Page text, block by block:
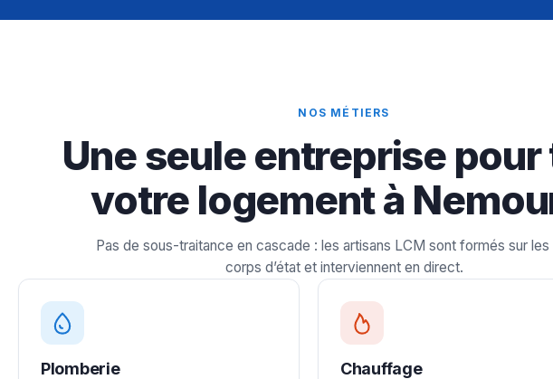
NOS MÉTIERS
Une seule entreprise
votre logement à
Pas de sous-traitance en cascade : les artisans LCM sont formés sur les
corps d’état et interviennent en direct.
Plomberie Chauffage